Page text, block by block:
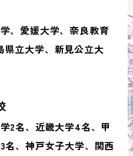
、愛媛大学、奈良教育
立大学、新見公立大
2名、近畿大学4名、甲
名、神戸女子大学、関西